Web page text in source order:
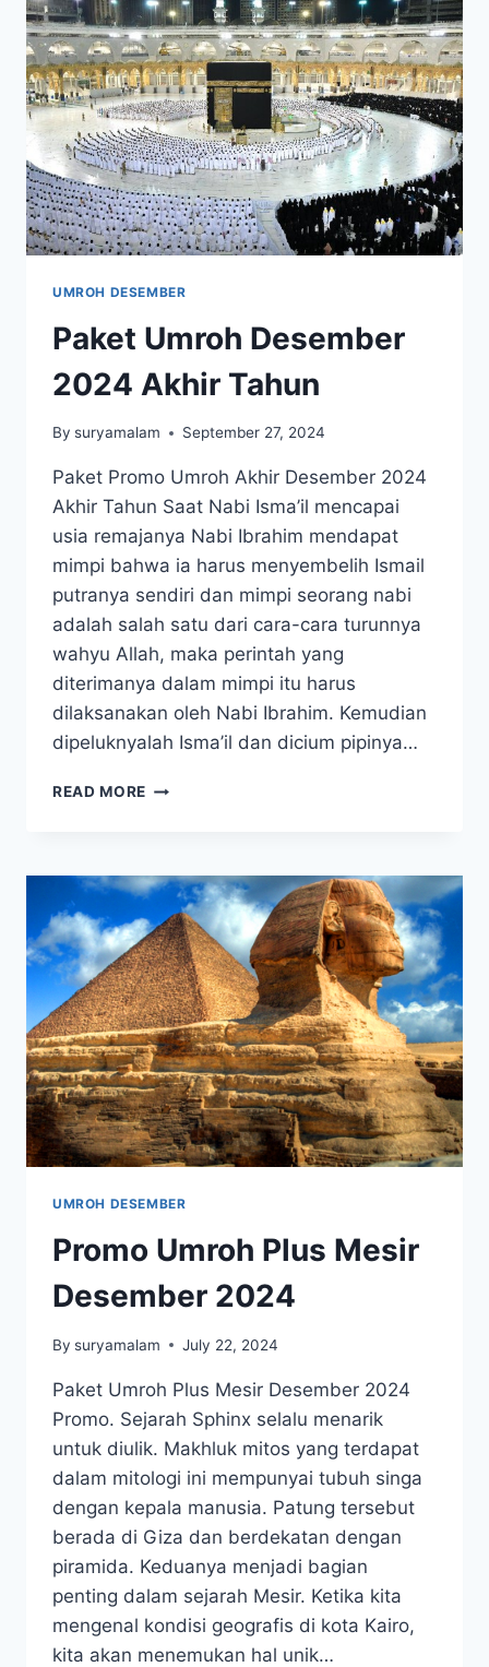
DESEMBER
UMROH DESEMBER
Paket Umroh Desember
2024 Akhir Tahun
By suryamalam September 27, 2024
Paket Promo Umroh Akhir Desember 2024
Akhir Tahun Saat Nabi Isma’il mencapai
usia remajanya Nabi Ibrahim mendapat
mimpi bahwa ia harus menyembelih Ismail
putranya sendiri dan mimpi seorang nabi
adalah salah satu dari cara-cara turunnya
wahyu Allah, maka perintah yang
diterimanya dalam mimpi itu harus
dilaksanakan oleh Nabi Ibrahim. Kemudian
dipeluknyalah Isma’il dan dicium pipinya…
READ MORE PAKET
AKHIR
TAHUN
UMROH DESEMBER
Promo Umroh Plus Mesir
Desember 2024
By suryamalam July 22, 2024
Paket Umroh Plus Mesir Desember 2024
Promo. Sejarah Sphinx selalu menarik
untuk diulik. Makhluk mitos yang terdapat
dalam mitologi ini mempunyai tubuh singa
dengan kepala manusia. Patung tersebut
berada di Giza dan berdekatan dengan
piramida. Keduanya menjadi bagian
penting dalam sejarah Mesir. Ketika kita
mengenal kondisi geografis di kota Kairo,
kita akan menemukan hal unik…